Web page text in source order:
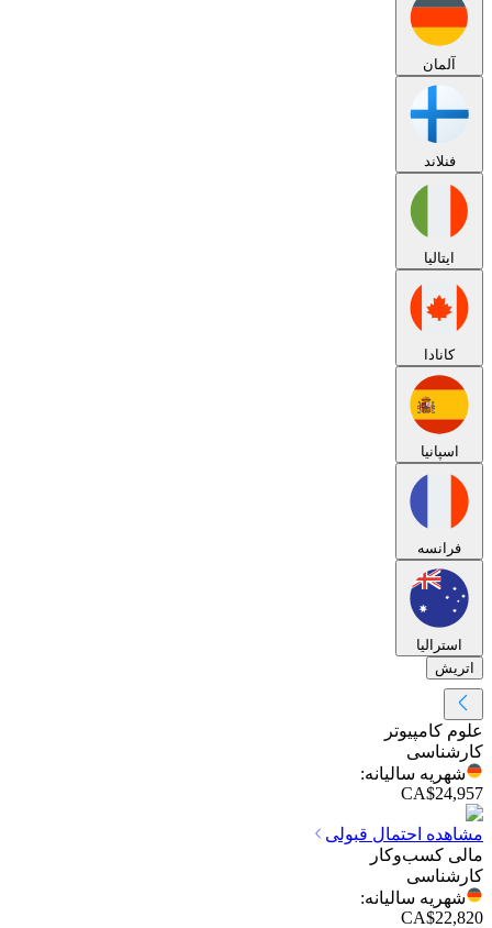
آلمان
فنلاند
ایتالیا
کانادا
اسپانیا
فرانسه
استرالیا
اتریش
علوم کامپیوتر
کارشناسی
شهریه سالیانه:
CA$24,957
مشاهده احتمال قبولی
مالی کسب‌وکار
کارشناسی
شهریه سالیانه:
CA$22,820